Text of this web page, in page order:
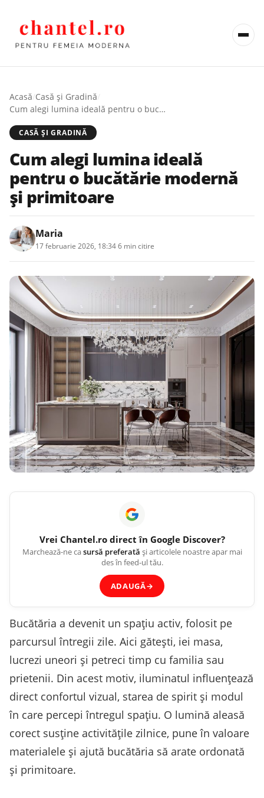
Acasă/Casă şi Gradină/
Cum alegi lumina ideală pentru o bucătărie modernă și primitoare
CASĂ ŞI GRADINĂ
Cum alegi lumina ideală
pentru o bucătărie modernă
și primitoare
Maria
17 februarie 2026, 18:346 min citire
Vrei Chantel.rodirect în Google Discover?
Marchează-ne casursă preferată și articolele noastre apar mai
des în feed-ul tău.
ADAUGĂ→
Bucătăria a devenit un spațiu activ, folosit pe
parcursul întregii zile. Aici gătești, iei masa,
lucrezi uneori și petreci timp cu familia sau
prietenii. Din acest motiv, iluminatul influențează
direct confortul vizual, starea de spirit și modul
în care percepi întregul spațiu. O lumină aleasă
corect susține activitățile zilnice, pune în valoare
materialele și ajută bucătăria să arate ordonată
și primitoare.